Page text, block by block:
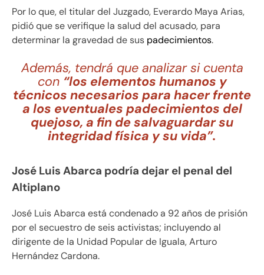
Por lo que, el titular del Juzgado, Everardo Maya Arias,
pidió que se verifique la salud del acusado, para
determinar la gravedad de sus padecimientos.
Además, tendrá que analizar si cuenta
con “los elementos humanos y
técnicos necesarios para hacer frente
a los eventuales padecimientos del
quejoso, a fin de salvaguardar su
integridad física y su vida”.
José Luis Abarca podría dejar el penal del
Altiplano
José Luis Abarca está condenado a 92 años de prisión
por el secuestro de seis activistas; incluyendo al
dirigente de la Unidad Popular de Iguala, Arturo
Hernández Cardona.